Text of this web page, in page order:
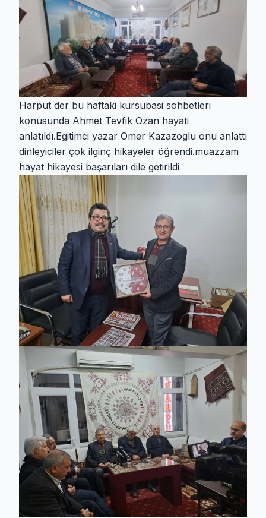
Harput der bu haftaki kursubasi sohbetleri
konusunda Ahmet Tevfik Ozan hayati
anlatıldı.Egitimci yazar Ömer Kazazoglu onu anlattı
dinleyiciler çok ilginç hikayeler öğrendi.muazzam
hayat hikayesi başarıları dile getirildi